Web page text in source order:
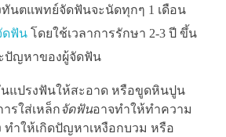
นตแพทย์จัดฟันจะนัดทุกๆ 1 เดือน
ดฟัน โดยใช้เวลาการรักษา 2-3 ปี ขึ้น
ปัญหาของผู้จัดฟัน
แปรงฟันให้สะอาด หรือขูดหินปูน
ารใส่เหล็กจัดฟันอาจทำให้ทำความ
ำให้เกิดปัญหาเหงือกบวม หรือ